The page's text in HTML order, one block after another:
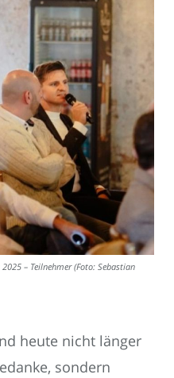
– Teilnehmer (Foto: Sebastian
heute nicht länger
sondern